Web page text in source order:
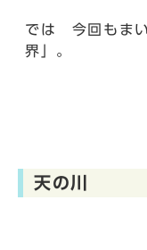
では 今回もま
界」。
天の川